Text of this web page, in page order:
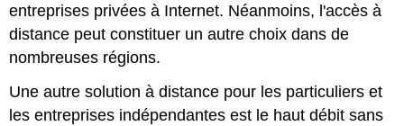
entreprises privées à Internet. Néanmoins, l'accès à
distance peut constituer un autre choix dans de
nombreuses régions.
Une autre solution à distance pour les particuliers et
les entreprises indépendantes est le haut débit sans